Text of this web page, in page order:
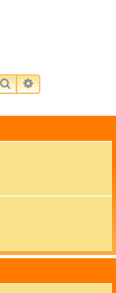
SUCHEERWEITERTE